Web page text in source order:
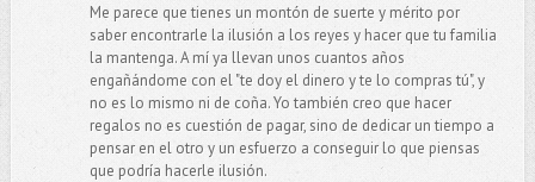
Me parece que tienes un montón de suerte y mérito por
saber encontrarle la ilusión a los reyes y hacer que tu familia
la mantenga. A mí ya llevan unos cuantos años
engañándome con el "te doy el dinero y te lo compras tú", y
no es lo mismo ni de coña. Yo también creo que hacer
regalos no es cuestión de pagar, sino de dedicar un tiempo a
pensar en el otro y un esfuerzo a conseguir lo que piensas
que podría hacerle ilusión.